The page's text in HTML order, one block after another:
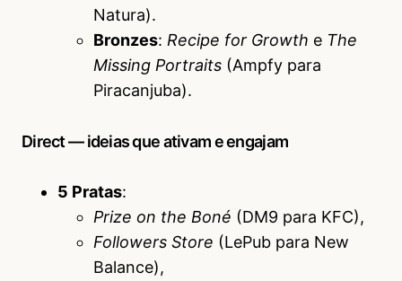
Natura).
Bronzes: Recipe for Growth e The
Missing Portraits (Ampfy para
Piracanjuba).
Direct — ideias que ativam e engajam
5 Pratas:
Prize on the Boné (DM9 para KFC),
Followers Store (LePub para New
Balance),